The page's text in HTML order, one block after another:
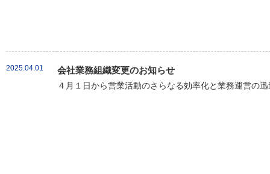
2025.04.01 会社業務組織変更のお知らせ
４月１日から営業活動のさらなる効率化と業務運営の